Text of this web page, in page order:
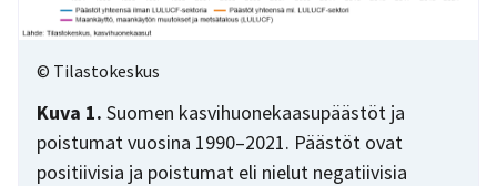
Kuva 1. Suomen kasvihuonekaasupäästöt ja
poistumat vuosina 1990–2021. Päästöt ovat
positiivisia ja poistumat eli nielut negatiivisia
© Tilastokeskus